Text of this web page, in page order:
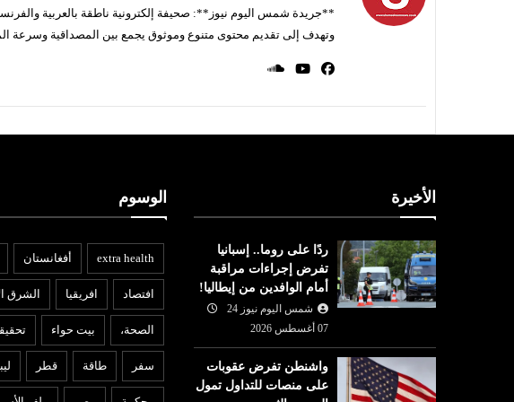
**جريدة شمس اليوم نيوز**: صحيفة إلكترونية ناطقة بالعربية
وتهدف إلى تقديم محتوى متنوع وموثوق يجمع بين المصداقية وسرعة
الأخيرة
ردًا على روما.. إسبانيا
تفرض إجراءات مراقبة
أمام الوافدين من إيطاليا!
شمس اليوم نيوز 24
07 أغسطس 2026
واشنطن تفرض عقوبات
على منصات للتداول تمول
الوسوم
extra health أفغانستان
افتصاد افريقيا الشرق
الصحة، بيت حواء
سفر طاقة قطر
07 أغسطس
شمس اليوم نيوز 24
07 أغسطس
2026
عربي ودولي
شمس اليوم نيوز 24
2026